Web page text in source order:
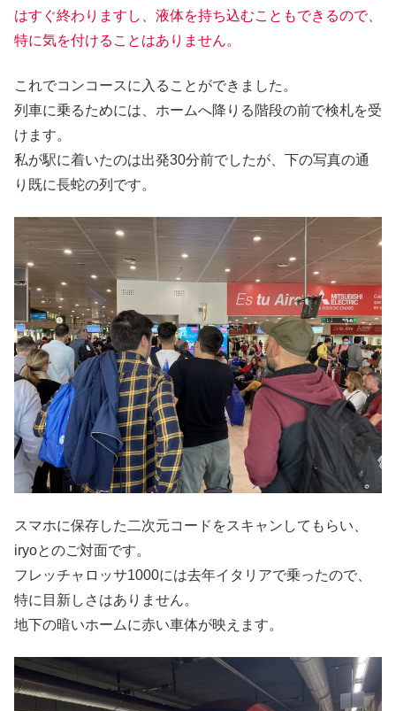
はすぐ終わりますし、液体を持ち込むこともできるので、
特に気を付けることはありません。
これでコンコースに入ることができました。
列車に乗るためには、ホームへ降りる階段の前で検札を受
けます。
私が駅に着いたのは出発30分前でしたが、下の写真の通
り既に長蛇の列です。
スマホに保存した二次元コードをスキャンしてもらい、
iryoとのご対面です。
フレッチャロッサ1000には去年イタリアで乗ったので、
特に目新しさはありません。
地下の暗いホームに赤い車体が映えます。